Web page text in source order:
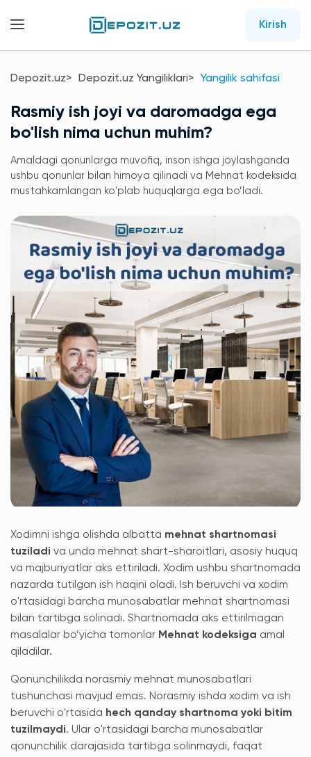
Kirish
Depozit.uz Depozit.uz Yangiliklari Yangilik sahifasi
Rasmiy ish joyi va daromadga ega
bo'lish nima uchun muhim?
Amaldagi qonunlarga muvofiq, inson ishga joylashganda
ushbu qonunlar bilan himoya qilinadi va Mehnat kodeksida
mustahkamlangan ko'plab huquqlarga ega bo’ladi.
Xodimni ishga olishda albatta mehnat shartnomasi
tuziladi va unda mehnat shart-sharoitlari, asosiy huquq
va majburiyatlar aks ettiriladi. Xodim ushbu shartnomada
nazarda tutilgan ish haqini oladi. Ish beruvchi va xodim
o'rtasidagi barcha munosabatlar mehnat shartnomasi
bilan tartibga solinadi. Shartnomada aks ettirilmagan
masalalar bo’yicha tomonlar Mehnat kodeksiga amal
qiladilar.
Qonunchilikda norasmiy mehnat munosabatlari
tushunchasi mavjud emas. Norasmiy ishda xodim va ish
beruvchi o'rtasida hech qanday shartnoma yoki bitim
tuzilmaydi. Ular o'rtasidagi barcha munosabatlar
qonunchilik darajasida tartibga solinmaydi, faqat